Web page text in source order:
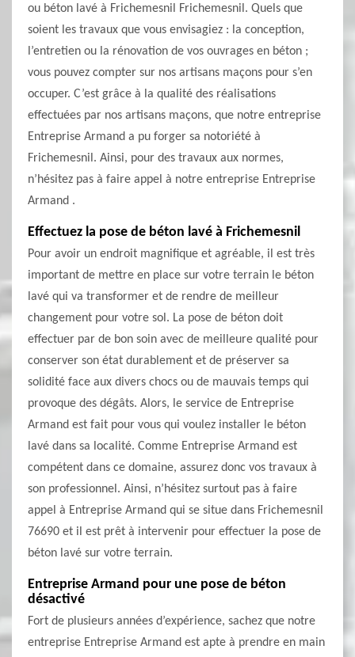
ou béton lavé à Frichemesnil Frichemesnil. Quels que
soient les travaux que vous envisagiez : la conception,
l’entretien ou la rénovation de vos ouvrages en béton ;
vous pouvez compter sur nos artisans maçons pour s’en
occuper. C’est grâce à la qualité des réalisations
effectuées par nos artisans maçons, que notre entreprise
Entreprise Armand a pu forger sa notoriété à
Frichemesnil. Ainsi, pour des travaux aux normes,
n’hésitez pas à faire appel à notre entreprise Entreprise
Armand .
Effectuez la pose de béton lavé à Frichemesnil
Pour avoir un endroit magnifique et agréable, il est très
important de mettre en place sur votre terrain le béton
lavé qui va transformer et de rendre de meilleur
changement pour votre sol. La pose de béton doit
effectuer par de bon soin avec de meilleure qualité pour
conserver son état durablement et de préserver sa
solidité face aux divers chocs ou de mauvais temps qui
provoque des dégâts. Alors, le service de Entreprise
Armand est fait pour vous qui voulez installer le béton
lavé dans sa localité. Comme Entreprise Armand est
compétent dans ce domaine, assurez donc vos travaux à
son professionnel. Ainsi, n’hésitez surtout pas à faire
appel à Entreprise Armand qui se situe dans Frichemesnil
76690 et il est prêt à intervenir pour effectuer la pose de
béton lavé sur votre terrain.
Entreprise Armand pour une pose de béton
désactivé
Fort de plusieurs années d’expérience, sachez que notre
entreprise Entreprise Armand est apte à prendre en main